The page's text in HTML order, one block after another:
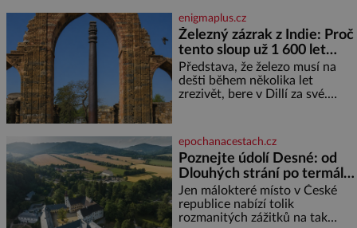
sladkých. Sůl je zdravá Ale v
ani ne třetinovém množství, než
je pro většinu populace běžné.
Její základní složky– sodík a
chlór – jsou zásadní pro
správné hospodaření
enigmaplus.cz
Železný zázrak z Indie: Proč
tento sloup už 1 600 let
nezná rez?
Představa, že železo musí na
dešti během několika let
zrezivět, bere v Dillí za své.
železný sloup, který už přibližně
1 600 let odolává počasí
epochanacestach.cz
Poznejte údolí Desné: od
Dlouhých strání po termální
prameny
Jen málokteré místo v České
republice nabízí tolik
rozmanitých zážitků na tak